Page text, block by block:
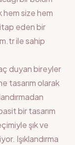
hem size hem
eden bir
ile sahip
duyan bireyler
tasarım olarak
bir tasarım
şık ve
Işıklandırma